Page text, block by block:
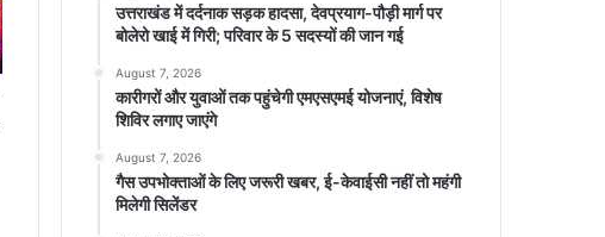
उत्तराखंड में दर्दनाक सड़क हादसा, देवप्रयाग-पौड़ी मार्ग पर
बोलेरो खाई में गिरी; परिवार के 5 सदस्यों की जान गई
August 7, 2026
कारीगरों और युवाओं तक पहुंचेगी एमएसएमई योजनाएं, विशेष
शिविर लगाए जाएंगे
August 7, 2026
गैस उपभोक्ताओं के लिए जरूरी खबर, ई-केवाईसी नहीं तो महंगी
मिलेगी सिलेंडर